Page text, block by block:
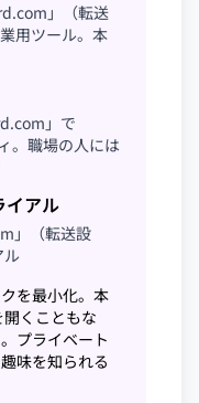
」（転送
用ツール。本
」で
。職場の人には
イアル
」（転送設
を最小化。本
くこともな
プライベート
味を知られる